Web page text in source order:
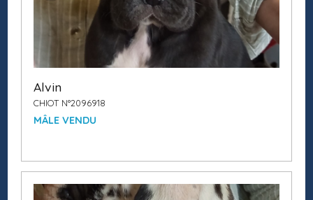
Alvin
CHIOT N°2096918
MÂLE VENDU